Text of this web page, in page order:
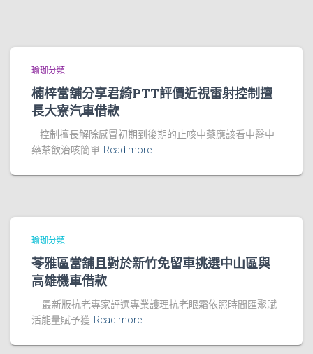
瑜珈分類
楠梓當舖分享君綺PTT評價近視雷射控制擅
長大寮汽車借款
控制擅長解除感冒初期到後期的止咳中藥應該看中醫中
藥茶飲治咳簡單 Read more…
瑜珈分類
苓雅區當舖且對於新竹免留車挑選中山區與
高雄機車借款
最新版抗老專家評選專業護理抗老眼霜依照時間匯聚賦
活能量賦予獲 Read more…